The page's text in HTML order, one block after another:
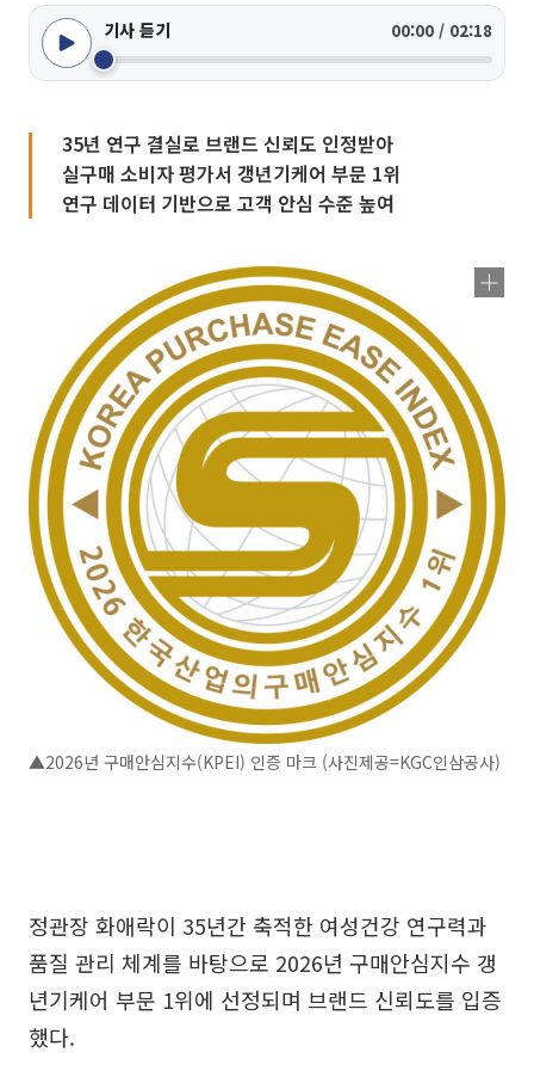
기사 듣기 00:00 / 02:18
35년 연구 결실로 브랜드 신뢰도 인정받아
실구매 소비자 평가서 갱년기케어 부문 1위
연구 데이터 기반으로 고객 안심 수준 높여
▲2026년 구매안심지수(KPEI) 인증 마크 (사진제공=KGC인삼공사)
정관장 화애락이 35년간 축적한 여성건강 연구력과
품질 관리 체계를 바탕으로 2026년 구매안심지수 갱
년기케어 부문 1위에 선정되며 브랜드 신뢰도를 입증
했다.